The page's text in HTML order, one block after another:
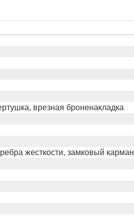
врезная броненакладка
жесткости, замковый карман